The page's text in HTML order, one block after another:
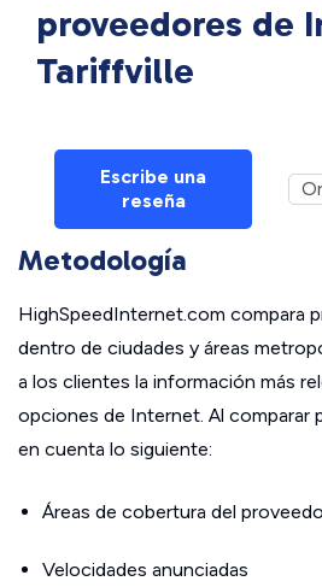
proveedores de
Tariffville
Escribe una
reseña
Metodología
HighSpeedInternet.com compara
dentro de ciudades y áreas
a los clientes la información más
opciones de Internet. Al comparar
en cuenta lo siguiente:
Áreas de cobertura del
Velocidades anunciadas